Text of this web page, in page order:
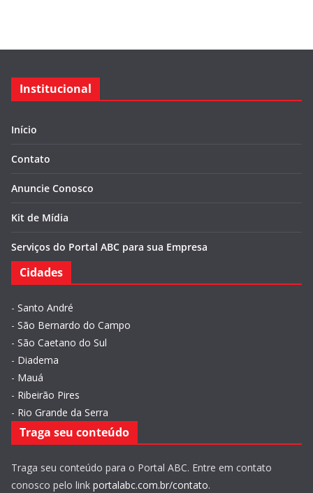
Institucional
Início
Contato
Anuncie Conosco
Kit de Mídia
Serviços do Portal ABC para sua Empresa
Cidades
- Santo André
- São Bernardo do Campo
- São Caetano do Sul
- Diadema
- Mauá
- Ribeirão Pires
- Rio Grande da Serra
Traga seu conteúdo
Traga seu conteúdo para o Portal ABC. Entre em contato
conosco pelo link portalabc.com.br/contato.